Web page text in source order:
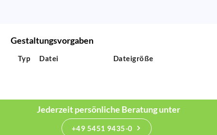
Gestaltungsvorgaben
Typ Datei Dateigröße
Jederzeit persönliche Beratung unter
+49 5451 9435-0